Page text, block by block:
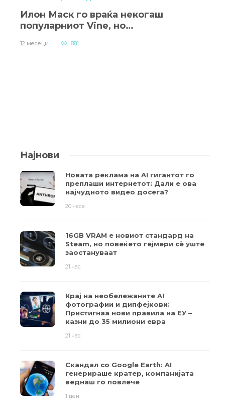
Илон Маск го враќа некогаш
популарниот Vine, но…
12 месеци 881
Најнови
Новата реклама на AI гигантот го
преплаши интернетот: Дали е ова
најчудното видео досега?
20 часа
16GB VRAM е новиот стандард на
Steam, но повеќето гејмери ​​сè уште
заостануваат
21 час
Крај на необележаните AI
фотографии и дипфејкови:
Пристигнаа нови правила на ЕУ –
казни до 35 милиони евра
21 час
Скандал со Google Earth: AI
генерираше кратер, компанијата
веднаш го повлече
1 ден